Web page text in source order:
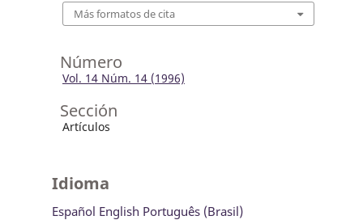
Más formatos de cita
Número
Vol. 14 Núm. 14 (1996)
Sección
Artículos
Idioma
Español English Português (Brasil)